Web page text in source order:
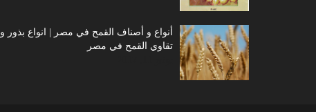
أنواع و أصناف القمح في مصر | انواع بذور و
تقاوي القمح في مصر